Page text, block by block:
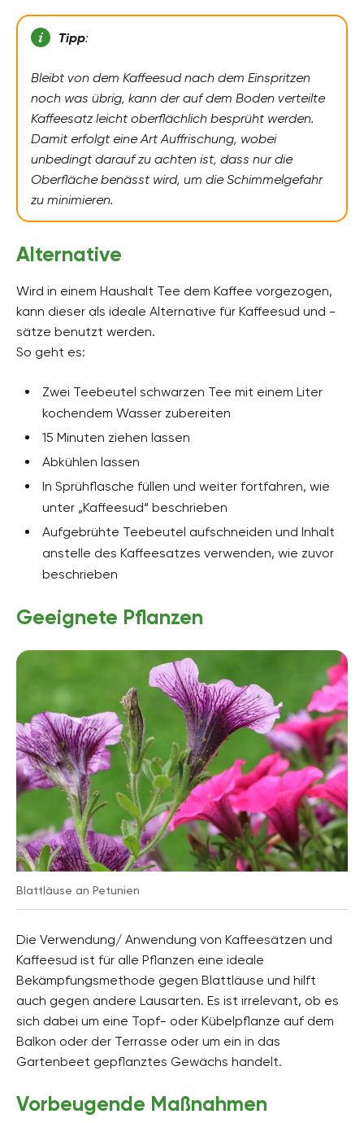
Tipp:
Bleibt von dem Kaffeesud nach dem Einspritzen
noch was übrig, kann der auf dem Boden verteilte
Kaffeesatz leicht oberflächlich besprüht werden.
Damit erfolgt eine Art Auffrischung, wobei
unbedingt darauf zu achten ist, dass nur die
Oberfläche benässt wird, um die Schimmelgefahr
zu minimieren.
Alternative
Wird in einem Haushalt Tee dem Kaffee vorgezogen,
kann dieser als ideale Alternative für Kaffeesud und -
sätze benutzt werden.
So geht es:
Zwei Teebeutel schwarzen Tee mit einem Liter
kochendem Wasser zubereiten
15 Minuten ziehen lassen
Abkühlen lassen
In Sprühflasche füllen und weiter fortfahren, wie
unter „Kaffeesud“ beschrieben
Aufgebrühte Teebeutel aufschneiden und Inhalt
anstelle des Kaffeesatzes verwenden, wie zuvor
beschrieben
Geeignete Pflanzen
Blattläuse an Petunien
Die Verwendung/ Anwendung von Kaffeesätzen und
Kaffeesud ist für alle Pflanzen eine ideale
Bekämpfungsmethode gegen Blattläuse und hilft
auch gegen andere Lausarten. Es ist irrelevant, ob es
sich dabei um eine Topf- oder Kübelpflanze auf dem
Balkon oder der Terrasse oder um ein in das
Gartenbeet gepflanztes Gewächs handelt.
Vorbeugende Maßnahmen